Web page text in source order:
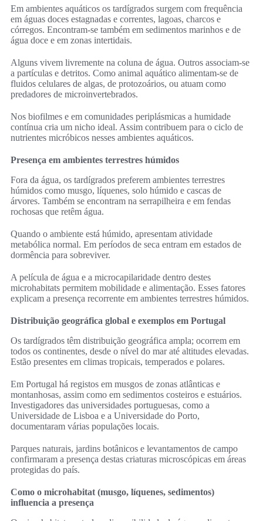
Em ambientes aquáticos os tardígrados surgem com frequência
em águas doces estagnadas e correntes, lagoas, charcos e
córregos. Encontram-se também em sedimentos marinhos e de
água doce e em zonas intertidais.
Alguns vivem livremente na coluna de água. Outros associam-se
a partículas e detritos. Como animal aquático alimentam-se de
fluidos celulares de algas, de protozoários, ou atuam como
predadores de microinvertebrados.
Nos biofilmes e em comunidades periplásmicas a humidade
contínua cria um nicho ideal. Assim contribuem para o ciclo de
nutrientes micróbicos nesses ambientes aquáticos.
Presença em ambientes terrestres húmidos
Fora da água, os tardígrados preferem ambientes terrestres
húmidos como musgo, líquenes, solo húmido e cascas de
árvores. Também se encontram na serrapilheira e em fendas
rochosas que retêm água.
Quando o ambiente está húmido, apresentam atividade
metabólica normal. Em períodos de seca entram em estados de
dormência para sobreviver.
A película de água e a microcapilaridade dentro destes
microhabitats permitem mobilidade e alimentação. Esses fatores
explicam a presença recorrente em ambientes terrestres húmidos.
Distribuição geográfica global e exemplos em Portugal
Os tardígrados têm distribuição geográfica ampla; ocorrem em
todos os continentes, desde o nível do mar até altitudes elevadas.
Estão presentes em climas tropicais, temperados e polares.
Em Portugal há registos em musgos de zonas atlânticas e
montanhosas, assim como em sedimentos costeiros e estuários.
Investigadores das universidades portuguesas, como a
Universidade de Lisboa e a Universidade do Porto,
documentaram várias populações locais.
Parques naturais, jardins botânicos e levantamentos de campo
confirmaram a presença destas criaturas microscópicas em áreas
protegidas do país.
Como o microhabitat (musgo, líquenes, sedimentos)
influencia a presença